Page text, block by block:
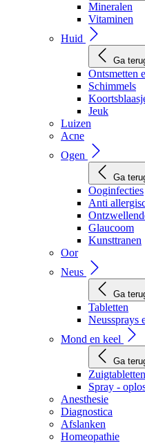
Mineralen
Vitaminen
Huid
Ga
Ontsmetten
Schimmels
Jeuk
Luizen
Acne
Ogen
Ga
Ooginfecties
Anti
Glaucoom
Kunsttranen
Oor
Neus
Ga
Tabletten
Neussprays
Mond en keel
Ga
Zuigtabletten
Spray -
Anesthesie
Diagnostica
Afslanken
Homeopathie